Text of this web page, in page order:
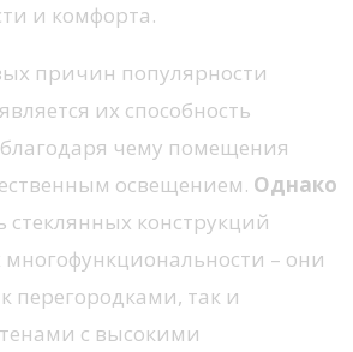
и комфорта.
причин популярности
их способность
благодаря чему помещения
освещением. Однако
стеклянных конструкций
многофункциональности – они
перегородками, так и
с высокими